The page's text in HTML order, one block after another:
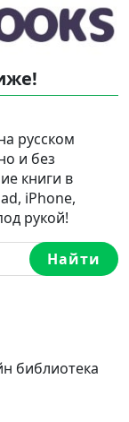
русском
и без
книги в
iPhone,
рукой!
Найти
библиотека